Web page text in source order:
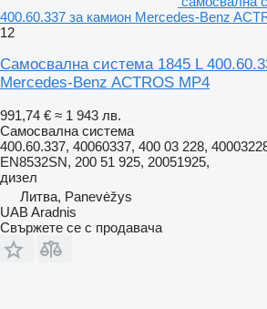
400.60.337 за камион Mercedes-Benz
12
Самосвална система 1845 L
Mercedes-Benz ACTROS MP4
991,74 € ≈ 1 943 лв.
Самосвална система
400.60.337, 40060337, 400 03 228,
EN8532SN, 200 51 925, 20051925,
дизел
Литва, Panevėžys
UAB Aradnis
Свържете се с продавача